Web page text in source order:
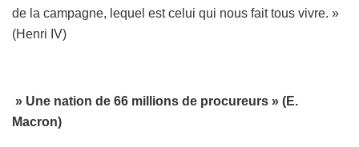
de la campagne, lequel est celui qui nous fait tous vivre. »
(Henri IV)
» Une nation de 66 millions de procureurs » (E.
Macron)